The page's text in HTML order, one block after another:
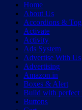
Home
About Us
Accordions &
Activate
Activity
Ads System
Advertise With Us
Advertising
Amazon.in
Boxes & Alert
Build with perfect
Buttons